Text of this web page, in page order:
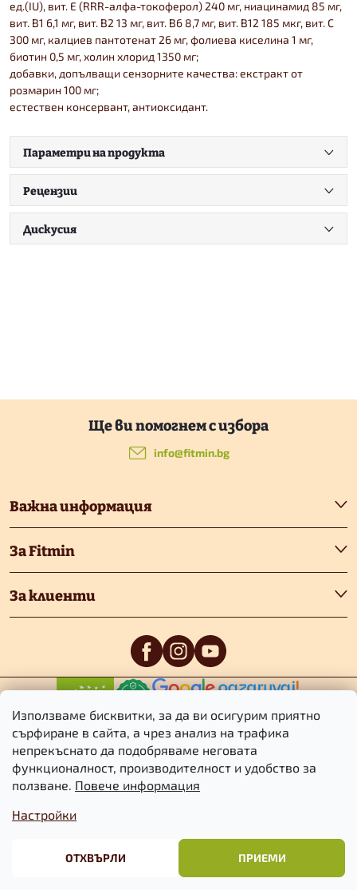
Използваме бисквитки, за да ви осигурим приятно
сърфиране в сайта, а чрез анализ на трафика
непрекъснато да подобряваме неговата
функционалност, производителност и удобство за
ползване. Повече информация
Настройки
ОТХВЪРЛИ ПРИЕМИ
ед.(IU), вит. E (RRR-алфа-токоферол) 240 мг, ниацинамид 85 мг,
вит. B1 6,1 мг, вит. B2 13 мг, вит. B6 8,7 мг, вит. B12 185 мкг, вит. C
300 мг, калциев пантотенат 26 мг, фолиева киселина 1 мг,
биотин 0,5 мг, холин хлорид 1350 мг;
добавки, допълващи сензорните качества: екстракт от
розмарин 100 мг;
естествен консервант, антиоксидант.
Параметри на продукта
Рецензии
Дискусия
т
е
р
Важна информация
За Fitmin
За клиенти
info@fitmin.bg
Търговски
бисквитките
поверителност
Авторско право 2026Fitmin.bg. Всички права запазени.
на настройките за бисквитките